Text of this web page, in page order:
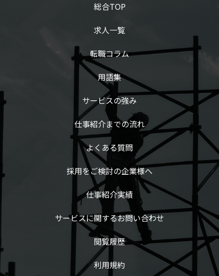
総合TOP
求人一覧
転職コラム
用語集
サービスの強み
仕事紹介までの流れ
よくある質問
採用をご検討の企業様へ
仕事紹介実績
サービスに関するお問い合わせ
閲覧履歴
利用規約